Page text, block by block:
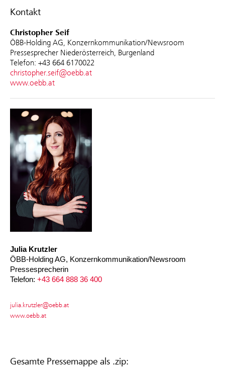
Kontakt
Christopher Seif
ÖBB-Holding AG, Konzernkommunikation/Newsroom
Pressesprecher Niederösterreich, Burgenland
Telefon: +43 664 6170022
christopher.seif@oebb.at
www.oebb.at
Julia Krutzler
ÖBB-Holding AG, Konzernkommunikation/Newsroom
Pressesprecherin
Telefon: +43 664 888 36 400
julia.krutzler@oebb.at
www.oebb.at
Gesamte Pressemappe als .zip: